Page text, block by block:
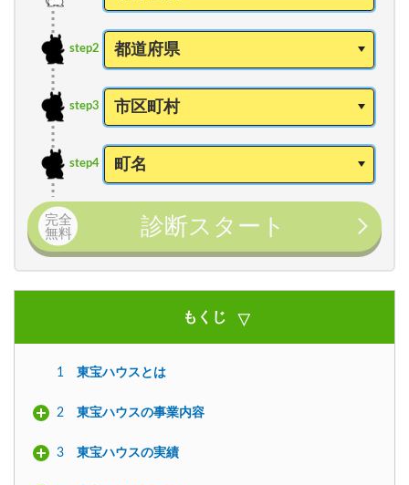
step2
step3
step4
完全
無料
診断スタート
もくじ
1 東宝ハウスとは
2 東宝ハウスの事業内容
3 東宝ハウスの実績